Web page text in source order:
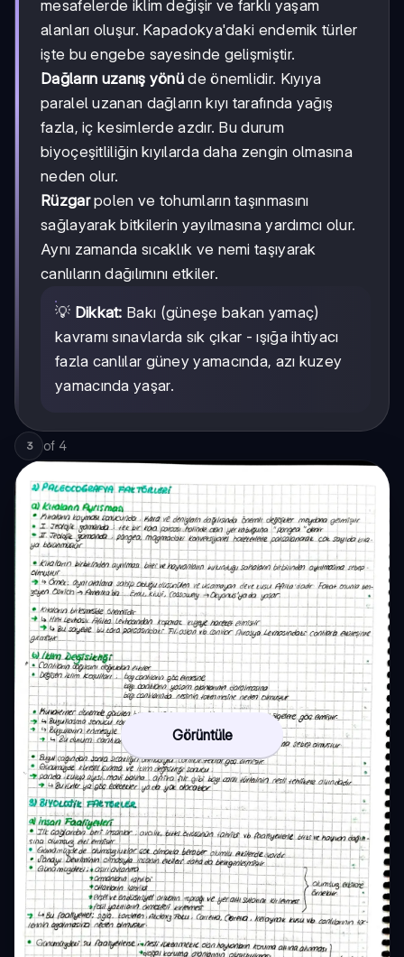
mesafelerde iklim değişir ve farklı yaşam
alanları oluşur. Kapadokya'daki endemik türler
işte bu engebe sayesinde gelişmiştir.
Dağların uzanış yönü de önemlidir. Kıyıya
paralel uzanan dağların kıyı tarafında yağış
fazla, iç kesimlerde azdır. Bu durum
biyoçeşitliliğin kıyılarda daha zengin olmasına
neden olur.
Rüzgarpolen ve tohumların taşınmasını
sağlayarak bitkilerin yayılmasına yardımcı olur.
Aynı zamanda sıcaklık ve nemi taşıyarak
canlıların dağılımını etkiler.
💡 Dikkat: Bakı (güneşe bakan yamaç)
kavramı sınavlarda sık çıkar - ışığa ihtiyacı
fazla canlılar güney yamacında, azı kuzey
yamacında yaşar.
3 of 4
Görüntüle